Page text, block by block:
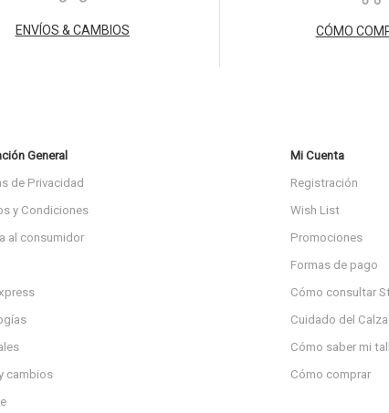
ENVÍOS & CAMBIOS CÓMO
General
de Privacidad
y Condiciones
al consumidor
cambios
Mi Cuenta
Registración
Wish List
Promociones
Formas de pago
Cómo consultar
Cuidado del
Cómo saber mi
Cómo comprar